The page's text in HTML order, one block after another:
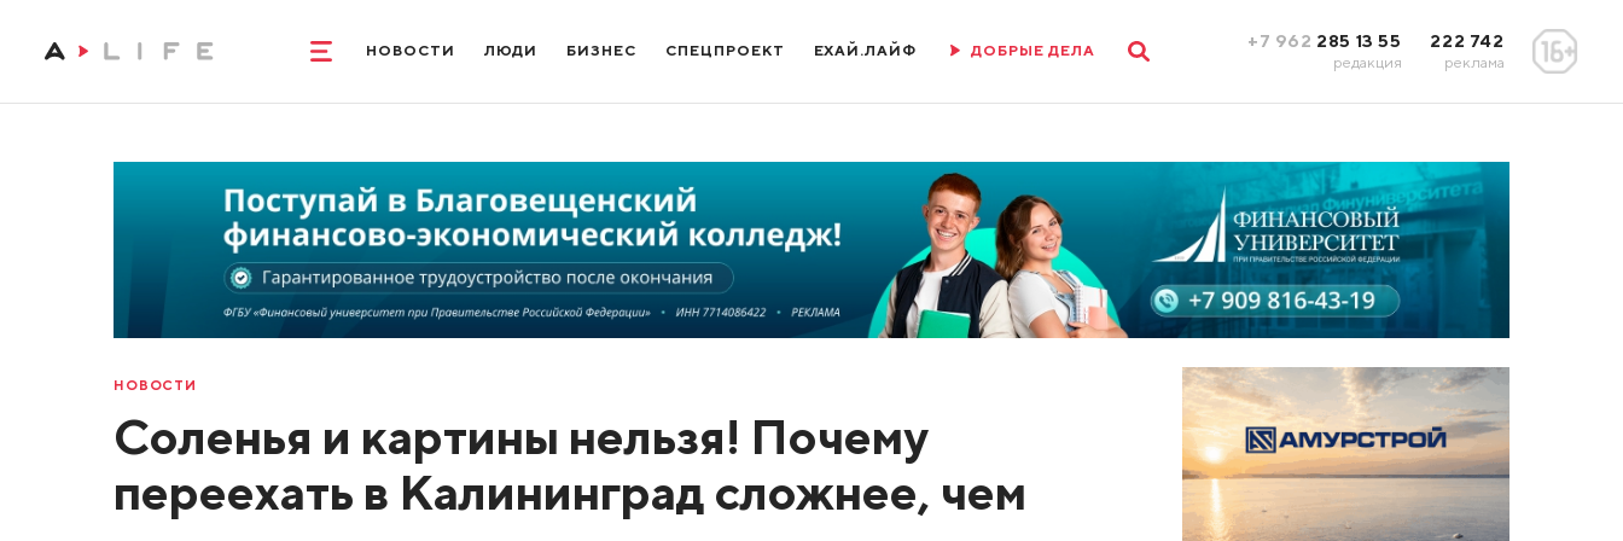
НОВОСТИ ЛЮДИ БИЗНЕС СПЕЦПРОЕКТ ЕХАЙ.ЛАЙФ ДОБРЫЕ ДЕЛА +7 962 285 13 55
редакция
222 742
реклама
НОВОСТИ
Соленья и картины нельзя! Почему
переехать в Калининград сложнее, чем